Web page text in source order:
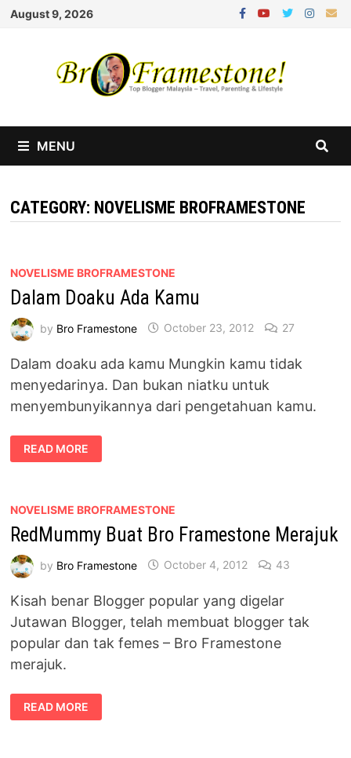
Skip
August 9, 2026
MENU
CATEGORY: NOVELISME BROFRAMESTONE
NOVELISME BROFRAMESTONE
Dalam Doaku Ada Kamu
by Bro Framestone October 23, 2012 27
Dalam doaku ada kamu Mungkin kamu tidak
menyedarinya. Dan bukan niatku untuk
menyembunyikannya dari pengetahuan kamu.
DALAM
DOAKU
ADA
READ MORE
NOVELISME BROFRAMESTONE
RedMummy Buat Bro Framestone Merajuk
by Bro Framestone October 4, 2012 43
Kisah benar Blogger popular yang digelar
Jutawan Blogger, telah membuat blogger tak
popular dan tak femes – Bro Framestone
merajuk.
REDMUMMY
BUAT
BRO
READ MORE